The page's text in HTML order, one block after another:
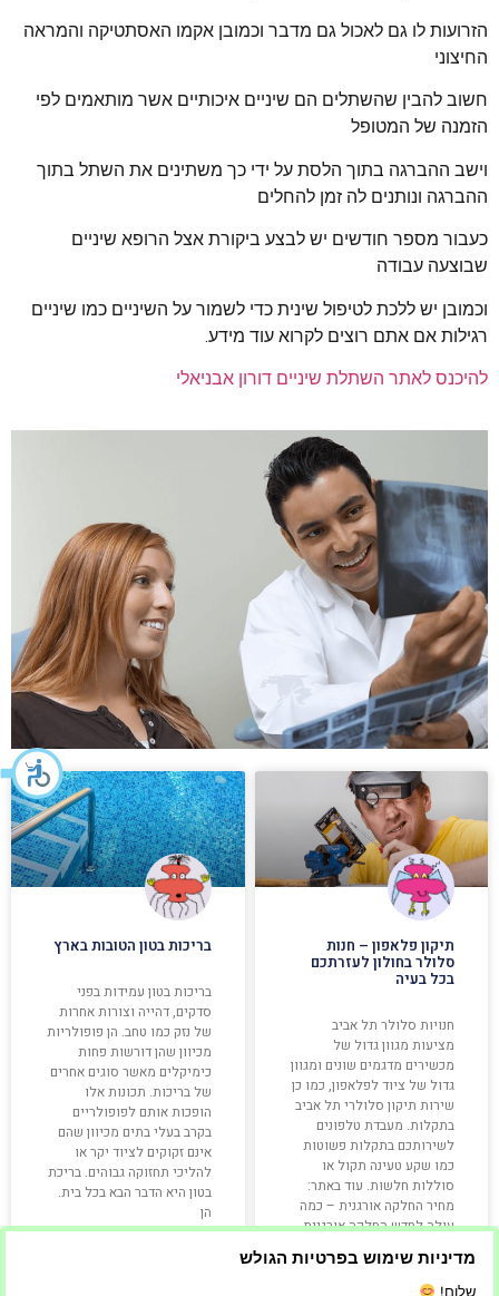
הזרועות לו גם לאכול גם מדבר וכמובן אקמו האסתטיקה והמראה
החיצוני
חשוב להבין שהשתלים הם שיניים איכותיים אשר מותאמים לפי
הזמנה של המטופל
וישב ההברגה בתוך הלסת על ידי כך משתינים את השתל בתוך
ההברגה ונותנים לה זמן להחלים
כעבור מספר חודשים יש לבצע ביקורת אצל הרופא שיניים
שבוצעה עבודה
וכמובן יש ללכת לטיפול שינית כדי לשמור על השיניים כמו שיניים
רגילות אם אתם רוצים לקרוא עוד מידע.
להיכנס לאתר השתלת שיניים דורון אבניאלי
תיקון פלאפון – חנות
סלולר בחולון לעזרתכם
בכל בעיה
חנויות סלולר תל אביב
מציעות מגוון גדול של
מכשירים מדגמים שונים ומגוון
גדול של ציוד לפלאפון, כמו כן
שירות תיקון סלולרי תל אביב
בתקלות. מעבדת טלפונים
לשירותכם בתקלות פשוטות
כמו שקע טעינה תקול או
סוללות חלשות. עוד באתר:
מחיר החלקה אורגנית – כמה
עולה לחדש החלקה אורגנית
בריכות בטון הטובות בארץ
בריכות בטון עמידות בפני
סדקים, דהייה וצורות אחרות
של נזק כמו טחב. הן פופולריות
מכיוון שהן דורשות פחות
כימיקלים מאשר סוגים אחרים
של בריכות. תכונות אלו
הופכות אותם לפופולריים
בקרב בעלי בתים מכיוון שהם
אינם זקוקים לציוד יקר או
להליכי תחזוקה גבוהים. בריכת
בטון היא הדבר הבא בכל בית.
הן
מדיניות שימוש בפרטיות הגולש
שלום!